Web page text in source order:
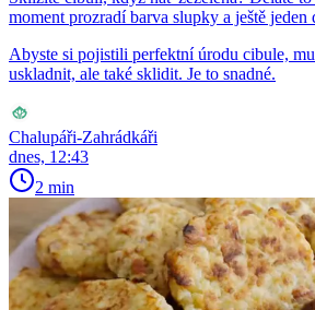
moment prozradí barva slupky a ještě jeden
Abyste si pojistili perfektní úrodu cibule,
uskladnit, ale také sklidit. Je to snadné.
Chalupáři-Zahrádkáři
dnes, 12:43
2 min